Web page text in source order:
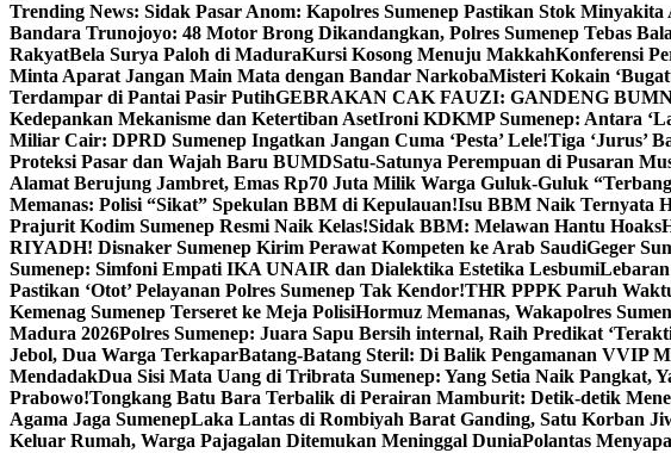
Trending News: Sidak Pasar Anom: Kapolres Sumenep Pastikan Stok
Bandara Trunojoyo: 48 Motor Brong Dikandangkan, Polres Sumenep Tebas
RakyatBela Surya Paloh di MaduraKursi Kosong Menuju MakkahKonferensi
Minta Aparat Jangan Main Mata dengan Bandar NarkobaMisteri Kokain
Terdampar di Pantai Pasir PutihGEBRAKAN CAK FAUZI: GANDENG
Kedepankan Mekanisme dan Ketertiban AsetIroni KDKMP Sumenep: Antara
Miliar Cair: DPRD Sumenep Ingatkan Jangan Cuma ‘Pesta’ Lele!Tiga ‘Jurus’
Proteksi Pasar dan Wajah Baru BUMDSatu-Satunya Perempuan di Pusaran
Alamat Berujung Jambret, Emas Rp70 Juta Milik Warga Guluk-Guluk
Memanas: Polisi “Sikat” Spekulan BBM di Kepulauan!Isu BBM Naik Ternyata
Prajurit Kodim Sumenep Resmi Naik Kelas!Sidak BBM: Melawan Hantu Hoaks
RIYADH! Disnaker Sumenep Kirim Perawat Kompeten ke Arab SaudiGeger
Sumenep: Simfoni Empati IKA UNAIR dan Dialektika Estetika LesbumiLebaran
Pastikan ‘Otot’ Pelayanan Polres Sumenep Tak Kendor!THR PPPK Paruh
Kemenag Sumenep Terseret ke Meja PolisiHormuz Memanas, Wakapolres
Madura 2026Polres Sumenep: Juara Sapu Bersih internal, Raih Predikat
Jebol, Dua Warga TerkaparBatang-Batang Steril: Di Balik Pengamanan VVIP
MendadakDua Sisi Mata Uang di Tribrata Sumenep: Yang Setia Naik Pangkat,
Prabowo!Tongkang Batu Bara Terbalik di Perairan Mamburit: Detik-detik
Agama Jaga SumenepLaka Lantas di Rombiyah Barat Ganding, Satu Korban
Keluar Rumah, Warga Pajagalan Ditemukan Meninggal DuniaPolantas